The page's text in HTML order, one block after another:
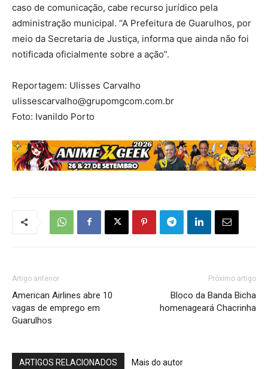
caso de comunicação, cabe recurso jurídico pela
administração municipal. “A Prefeitura de Guarulhos, por
meio da Secretaria de Justiça, informa que ainda não foi
notificada oficialmente sobre a ação”.
Reportagem: Ulisses Carvalho
ulissescarvalho@grupomgcom.com.br
Foto: Ivanildo Porto
Artigo anterior
American Airlines abre 10
vagas de emprego em
Guarulhos
Próximo artigo
Bloco da Banda Bicha
homenageará Chacrinha
ARTIGOS RELACIONADOS Mais do autor